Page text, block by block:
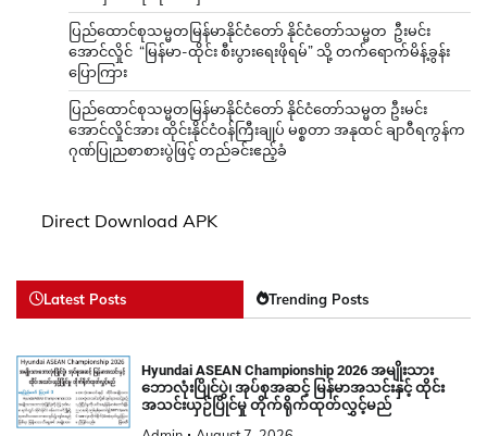
ပြည်ထောင်စုသမ္မတမြန်မာနိုင်ငံတော် နိုင်ငံတော်သမ္မတ ဦးမင်း
အောင်လှိုင် “မြန်မာ-ထိုင်း စီးပွားရေးဖိုရမ်” သို့ တက်ရောက်မိန့်ခွန်း
ပြောကြား
ပြည်ထောင်စုသမ္မတမြန်မာနိုင်ငံတော် နိုင်ငံတော်သမ္မတ ဦးမင်း
အောင်လှိုင်အား ထိုင်းနိုင်ငံဝန်ကြီးချုပ် မစ္စတာ အနုထင် ချာဝီရကွန်က
ဂုဏ်ပြုညစာစားပွဲဖြင့် တည်ခင်းဧည့်ခံ
Direct Download APK
Latest Posts Trending Posts
Hyundai ASEAN Championship 2026 အမျိုးသား
ဘောလုံးပြိုင်ပွဲ၊ အုပ်စုအဆင့် မြန်မာအသင်းနှင့် ထိုင်း
အသင်းယှဉ်ပြိုင်မှု တိုက်ရိုက်ထုတ်လွှင့်မည်